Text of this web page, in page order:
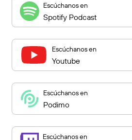
Escúchanos en
Spotify Podcast
Escúchanos en
Youtube
Escúchanos en
Podimo
Escúchanos en